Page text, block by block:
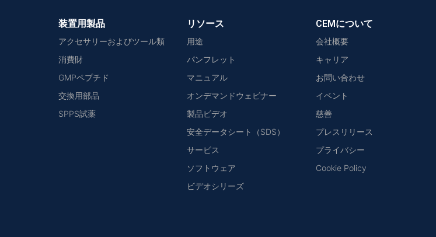
装置用製品
アクセサリーおよびツール類
消費財
GMPペプチド
交換用部品
SPPS試薬
リソース
用途
パンフレット
マニュアル
オンデマンドウェビナー
製品ビデオ
安全データシート（SDS）
サービス
ソフトウェア
ビデオシリーズ
CEMについて
会社概要
キャリア
お問い合わせ
イベント
慈善
プレスリリース
プライバシー
Cookie Policy